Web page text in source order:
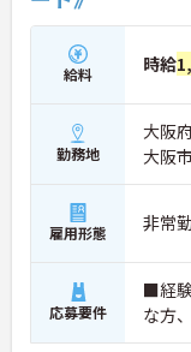
給料 時給
勤務地
大阪
大阪
雇用形態 非常
応募要件
■経
な方